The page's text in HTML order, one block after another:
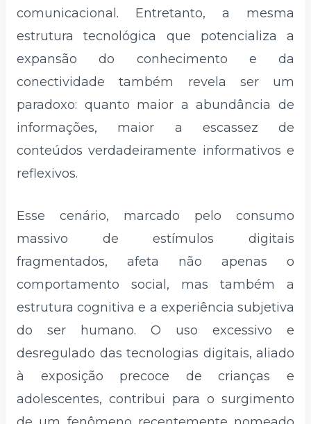
comunicacional. Entretanto, a mesma
estrutura tecnológica que potencializa a
expansão do conhecimento e da
conectividade também revela ser um
paradoxo: quanto maior a abundância de
informações, maior a escassez de
conteúdos verdadeiramente informativos e
reflexivos.
Esse cenário, marcado pelo consumo
massivo de estímulos digitais
fragmentados, afeta não apenas o
comportamento social, mas também a
estrutura cognitiva e a experiência subjetiva
do ser humano. O uso excessivo e
desregulado das tecnologias digitais, aliado
à exposição precoce de crianças e
adolescentes, contribui para o surgimento